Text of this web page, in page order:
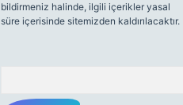
bildirmeniz halinde, ilgili içerikler yasal
süre içerisinde sitemizden kaldırılacaktır.